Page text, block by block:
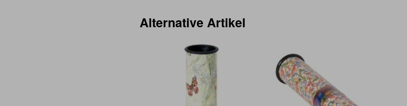
Alternative Artikel